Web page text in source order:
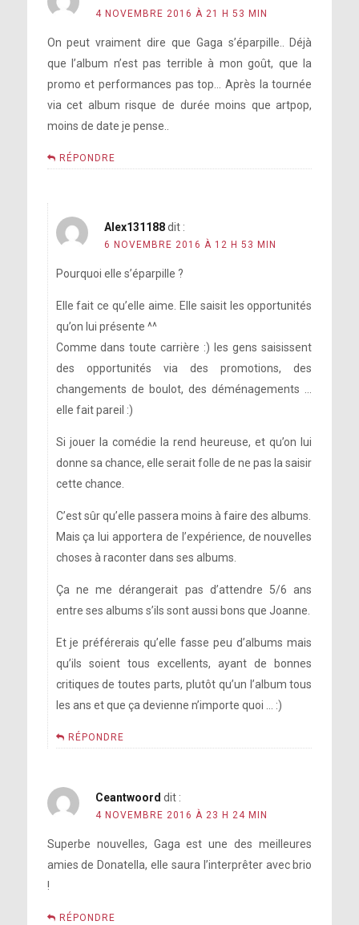
4 NOVEMBRE 2016 À 21 H 53 MIN
On peut vraiment dire que Gaga s’éparpille.. Déjà
que l’album n’est pas terrible à mon goût, que la
promo et performances pas top… Après la tournée
via cet album risque de durée moins que artpop,
moins de date je pense..
RÉPONDRE
Alex131188 dit :
6 NOVEMBRE 2016 À 12 H 53 MIN
Pourquoi elle s’éparpille ?
Elle fait ce qu’elle aime. Elle saisit les opportunités
qu’on lui présente ^^
Comme dans toute carrière :) les gens saisissent
des opportunités via des promotions, des
changements de boulot, des déménagements …
elle fait pareil :)
Si jouer la comédie la rend heureuse, et qu’on lui
donne sa chance, elle serait folle de ne pas la saisir
cette chance.
C’est sûr qu’elle passera moins à faire des albums.
Mais ça lui apportera de l’expérience, de nouvelles
choses à raconter dans ses albums.
Ça ne me dérangerait pas d’attendre 5/6 ans
entre ses albums s’ils sont aussi bons que Joanne.
Et je préférerais qu’elle fasse peu d’albums mais
qu’ils soient tous excellents, ayant de bonnes
critiques de toutes parts, plutôt qu’un l’album tous
les ans et que ça devienne n’importe quoi … :)
RÉPONDRE
Ceantwoord dit :
4 NOVEMBRE 2016 À 23 H 24 MIN
Superbe nouvelles, Gaga est une des meilleures
amies de Donatella, elle saura l’interprêter avec brio
!
RÉPONDRE